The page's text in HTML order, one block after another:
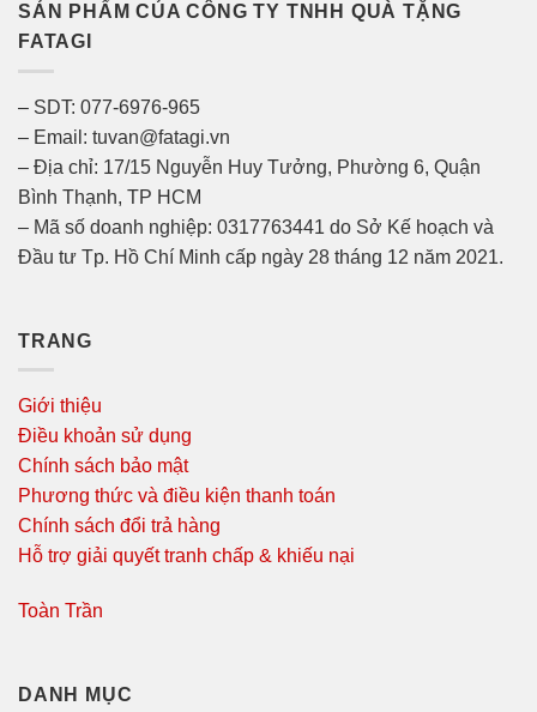
SẢN PHẨM CỦA CÔNG TY TNHH QUÀ TẶNG
FATAGI
– SDT: 077-6976-965
– Email: tuvan@fatagi.vn
– Địa chỉ: 17/15 Nguyễn Huy Tưởng, Phường 6, Quận
Bình Thạnh, TP HCM
– Mã số doanh nghiệp: 0317763441 do Sở Kế hoạch và
Đầu tư Tp. Hồ Chí Minh cấp ngày 28 tháng 12 năm 2021.
TRANG
Giới thiệu
Điều khoản sử dụng
Chính sách bảo mật
Phương thức và điều kiện thanh toán
Chính sách đổi trả hàng
Hỗ trợ giải quyết tranh chấp & khiếu nại
Toàn Trần
DANH MỤC